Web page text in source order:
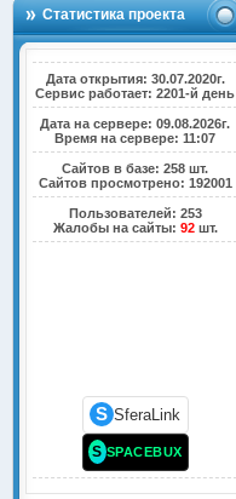
Статистика проекта
Дата открытия: 30.07.2020г.
Сервис работает: 2201-й день
Дата на сервере: 09.08.2026г.
Время на сервере: 11:07
Сайтов в базе: 258 шт.
Сайтов просмотрено: 192001
Пользователей: 253
Жалобы на сайты: 92шт.
S SferaLink
S SPACEBUX